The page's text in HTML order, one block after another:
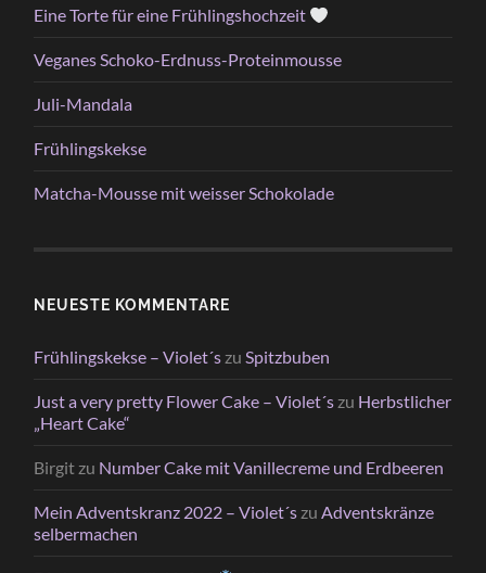
Eine Torte für eine Frühlingshochzeit
Veganes Schoko-Erdnuss-Proteinmousse
Juli-Mandala
Frühlingskekse
Matcha-Mousse mit weisser Schokolade
NEUESTE KOMMENTARE
Frühlingskekse – Violet´s zuSpitzbuben
Just a very pretty Flower Cake – Violet´s zu Herbstlicher
„Heart Cake“
Birgit zu Number Cake mit Vanillecreme und Erdbeeren
Mein Adventskranz 2022 – Violet´s zuAdventskränze
selbermachen